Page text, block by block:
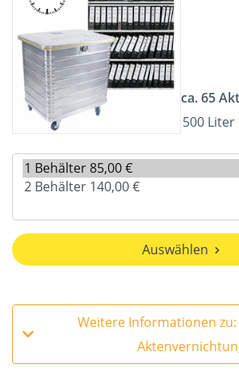
ca. 65
500
Auswählen
Weitere Informationen